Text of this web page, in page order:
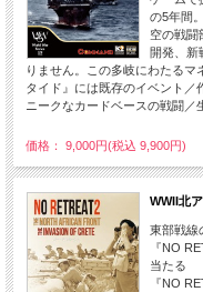
の5年間
空の戦闘
開発、新
りません。この多岐にわたるマ
タイド』には既存のイベント／
ニークなカードベースの戦闘／
価格： 9,000円(税込 9,900円)
WWII北
東部戦線
『NO
当たる
『NO